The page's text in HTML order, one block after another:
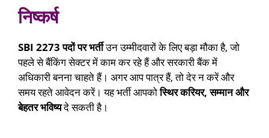
निष्कर्ष
SBI 2273 पदों पर भर्तीउन उम्मीदवारों के लिए बड़ा मौका है, जो
पहले से बैंकिंग सेक्टर में काम कर रहे हैं और सरकारी बैंक में
अधिकारी बनना चाहते हैं। अगर आप पात्र हैं, तो देर न करें और
समय रहते आवेदन करें। यह भर्ती आपकोस्थिर करियर, सम्मान और
बेहतर भविष्यदे सकती है।